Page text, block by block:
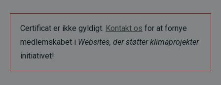
Certificat er ikke gyldigt. Kontakt os for at fornye
medlemskabet i Websites, der støtter klimaprojekter
initiativet!